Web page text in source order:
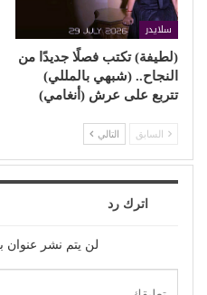
سلايدر
(لطيفة) تكتب فصلًا جديدًا من
النجاح.. (شبهي بالمللي)
تتربع على عرش (أنغامي)
السابق التالي
اترك رد
لن يتم نشر عنوان